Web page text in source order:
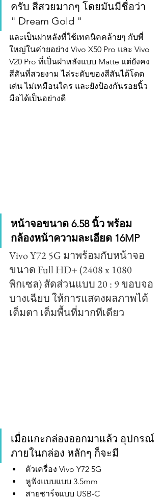
ครับ สีสวยมากๆ โดยมันมีชื่อว่า
" Dream Gold "
และเป็นฝาหลังที่ใช้เทคนิคคล้ายๆ กับพี่
ใหญ่ในค่ายอย่าง Vivo X50 Pro และ Vivo
V20 Pro ที่เป็นฝาหลังแบบ Matte แต่ยังคง
สีสันที่สวยงาม ไล่ระดับของสีสันได้โดด
เด่น ไม่เหมือนใคร และยังป้องกันรอยนิ้ว
มือได้เป็นอย่างดี
หน้าจอขนาด 6.58 นิ้ว พร้อม
กล้องหน้าความละเอียด 16MP
Vivo Y72 5G มาพร้อมกับหน้าจอ
ขนาด Full HD+ (2408 x 1080
พิกเซล) สัดส่วนแบบ 20 : 9 ขอบจอ
บางเฉียบ ให้การแสดงผลภาพได้
เต็มตา เต็มพื้นที่มากทีเดียว
เมื่อแกะกล่องออกมาแล้ว อุปกรณ์
ภายในกล่อง หลักๆ ก็จะมี
ตัวเครื่อง Vivo Y72 5G
หูฟังแบบแบบ 3.5mm
สายชาร์จแบบ USB-C